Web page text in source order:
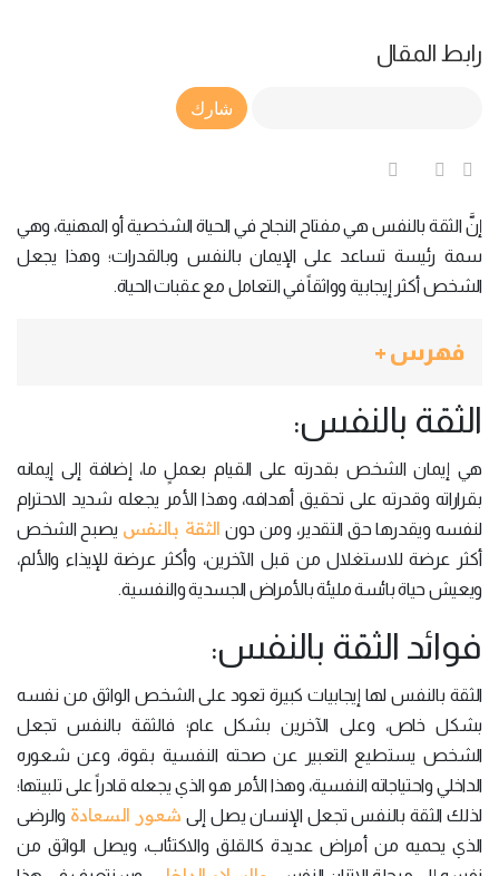
رابط المقال
Article Link
شارك
إنَّ الثقة بالنفس هي مفتاح النجاح في الحياة الشخصية أو المهنية، وهي
سمة رئيسة تساعد على الإيمان بالنفس وبالقدرات؛ وهذا يجعل
الشخص أكثر إيجابية وواثقاً في التعامل مع عقبات الحياة.
فهرس +
الثقة بالنفس:
هي إيمان الشخص بقدرته على القيام بعملٍ ما، إضافة إلى إيمانه
بقراراته وقدرته على تحقيق أهدافه، وهذا الأمر يجعله شديد الاحترام
لنفسه ويقدرها حق التقدير، ومن دون الثقة بالنفس يصبح الشخص
أكثر عرضة للاستغلال من قبل الآخرين، وأكثر عرضة للإيذاء والألم،
ويعيش حياة بائسة مليئة بالأمراض الجسدية والنفسية.
فوائد الثقة بالنفس:
الثقة بالنفس لها إيجابيات كبيرة تعود على الشخص الواثق من نفسه
بشكل خاص، وعلى الآخرين بشكل عام؛ فالثقة بالنفس تجعل
الشخص يستطيع التعبير عن صحته النفسية بقوة، وعن شعوره
الداخلي واحتياجاته النفسية، وهذا الأمر هو الذي يجعله قادراً على تلبيتها؛
لذلك الثقة بالنفس تجعل الإنسان يصل إلى شعور السعادة والرضى
الذي يحميه من أمراض عديدة كالقلق والاكتئاب، ويصل الواثق من